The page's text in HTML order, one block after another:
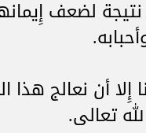
لضعف
إِلا أن نعالج
تعالى.